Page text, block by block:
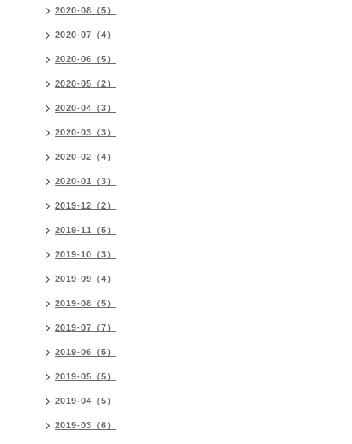
2020-08（5）
2020-07（4）
2020-06（5）
2020-05（2）
2020-04（3）
2020-03（3）
2020-02（4）
2020-01（3）
2019-12（2）
2019-11（5）
2019-10（3）
2019-09（4）
2019-08（5）
2019-07（7）
2019-06（5）
2019-05（5）
2019-04（5）
2019-03（6）